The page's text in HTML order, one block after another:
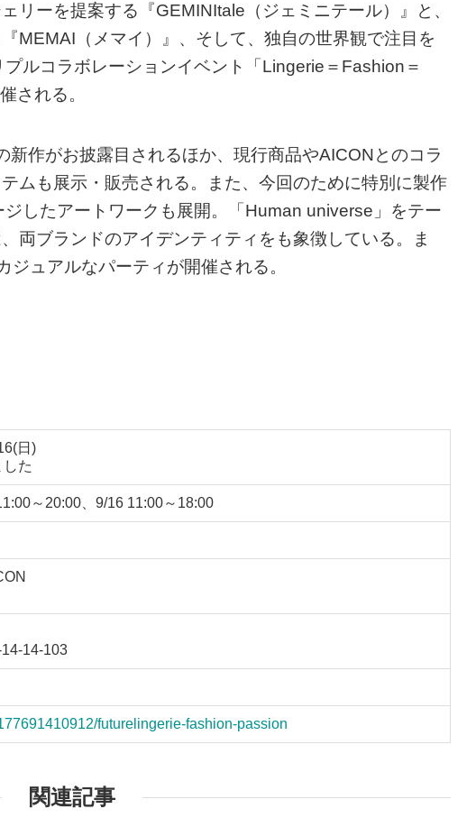
リーを提案する『GEMINItale（ジェミニテール）』と、
MEMAI（メマイ）』、そして、独自の世界観で注目を
ルコラボレーションイベント「Lingerie＝Fashion＝
される。
新作がお披露目されるほか、現行商品やAICONとのコラ
ムも展示・販売される。また、今回のために特別に製作
したアートワークも展開。「Human universe」をテー
両ブランドのアイデンティティをも象徴している。ま
ジュアルなパーティが開催される。
日)
た
～20:00、9/16 11:00～18:00
14-103
futurelingerie-fashion-passion
関連記事